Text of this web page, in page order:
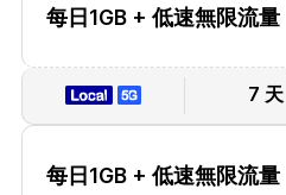
每日1GB + 低速無限流量
7 天
每日1GB + 低速無限流量